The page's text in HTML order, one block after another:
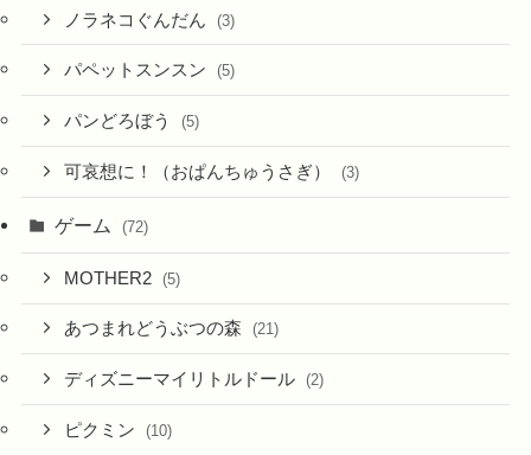
ノラネコぐんだん (3)
パペットスンスン (5)
パンどろぼう (5)
可哀想に！（おぱんちゅうさぎ） (3)
ゲーム (72)
MOTHER2 (5)
あつまれどうぶつの森 (21)
ディズニーマイリトルドール (2)
ピクミン (10)